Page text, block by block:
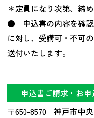
＊定員になり次第、締め
● 申込書の内容を確認
に対し、受講可・不可
送付いたします。
申込書ご請求・お申
〒650-8570 神戸市中